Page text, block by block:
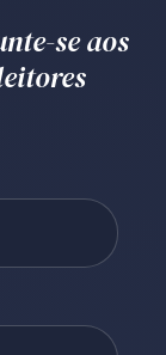
se aos